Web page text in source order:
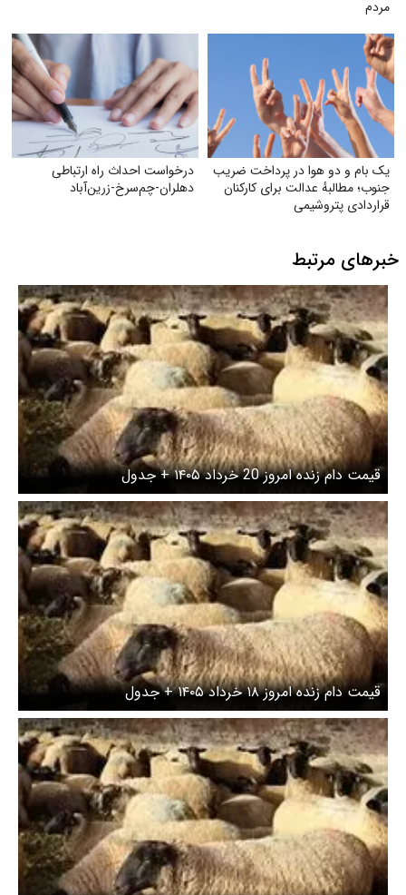
مردم
یک بام و دو هوا در پرداخت ضریب
جنوب؛ مطالبهٔ عدالت برای کارکنان
قراردادی پتروشیمی
درخواست احداث راه ارتباطی
دهلران-چم‌سرخ-زرین‌آباد
خبرهای مرتبط
قیمت دام زنده امروز 20 خرداد ۱۴۰۵ + جدول
قیمت دام زنده امروز ۱۸ خرداد ۱۴۰۵ + جدول